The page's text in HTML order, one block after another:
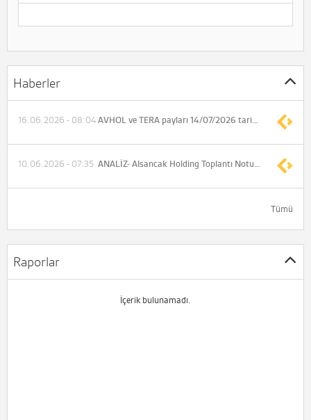
Haberler
AVHOL ve TERA payları 14/07/2026 tarihli işlemlere (seans sonuna) kadar açığa satışa ve kredili işlemlere konu edilemeyecek
16.06.2026 - 08:04
ANALİZ- Alsancak Holding Toplantı Notu (Pusula Yatırım)
10.06.2026 - 07:35
Tümü
Raporlar
İçerik bulunamadı.